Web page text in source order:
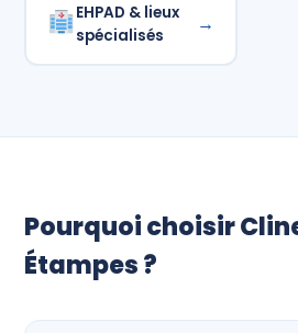
EHPAD & lieux
spécialisés
→
Pourquoi choisir
Étampes ?